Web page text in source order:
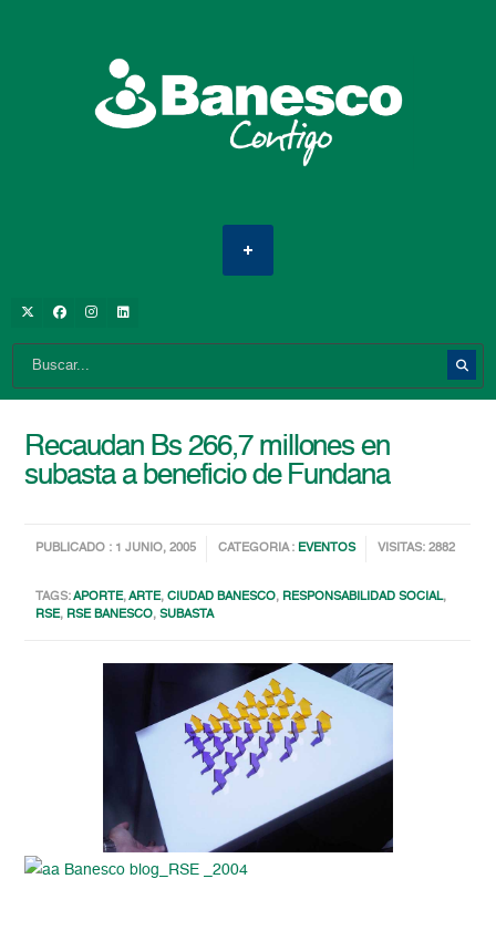
Recaudan Bs 266,7 millones en
subasta a beneficio de Fundana
PUBLICADO : 1 JUNIO, 2005 CATEGORIA : EVENTOS VISITAS: 2882
TAGS:APORTE,ARTE,CIUDAD BANESCO, RESPONSABILIDAD SOCIAL,
RSE, RSE BANESCO,SUBASTA